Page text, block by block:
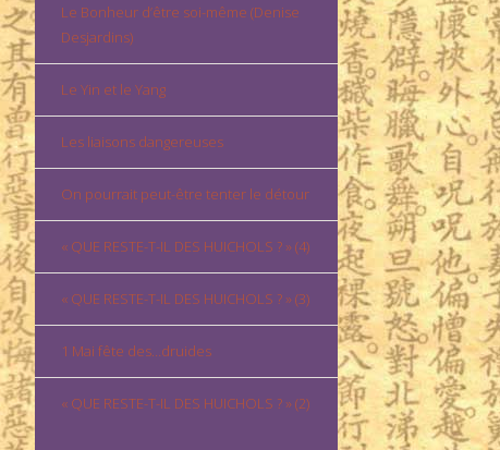
Le Bonheur d’être soi-même (Denise
Desjardins)
Le Yin et le Yang
Les liaisons dangereuses
On pourrait peut-être tenter le détour
« QUE RESTE-T-IL DES HUICHOLS ? » (4)
« QUE RESTE-T-IL DES HUICHOLS ? » (3)
1 Mai fête des…druides
« QUE RESTE-T-IL DES HUICHOLS ? » (2)